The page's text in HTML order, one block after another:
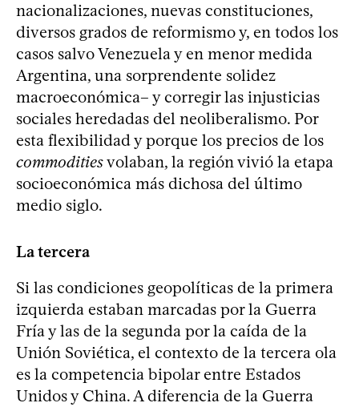
nacionalizaciones, nuevas constituciones,
diversos grados de reformismo y, en todos los
casos salvo Venezuela y en menor medida
Argentina, una sorprendente solidez
macroeconómica– y corregir las injusticias
sociales heredadas del neoliberalismo. Por
esta flexibilidad y porque los precios de los
commoditiesvolaban, la región vivió la etapa
socioeconómica más dichosa del último
medio siglo.
La tercera
Si las condiciones geopolíticas de la primera
izquierda estaban marcadas por la Guerra
Fría y las de la segunda por la caída de la
Unión Soviética, el contexto de la tercera ola
es la competencia bipolar entre Estados
Unidos y China. A diferencia de la Guerra